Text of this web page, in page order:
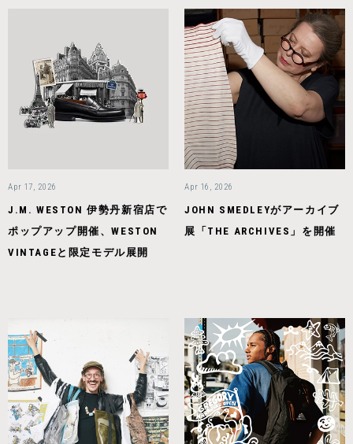
Apr 17, 2026
J.M. WESTON 伊勢丹新宿店で
ポップアップ開催、WESTON
VINTAGEと限定モデル展開
Apr 16, 2026
JOHN SMEDLEYがアーカイブ
展「THE ARCHIVES」を開催